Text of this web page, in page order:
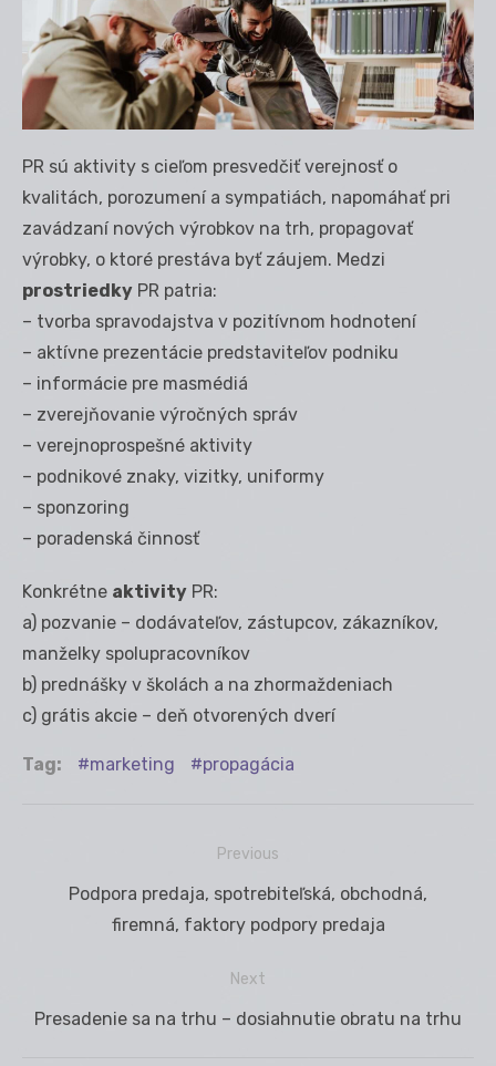
PR sú aktivity s cieľom presvedčiť verejnosť o
kvalitách, porozumení a sympatiách, napomáhať pri
zavádzaní nových výrobkov na trh, propagovať
výrobky, o ktoré prestáva byť záujem. Medzi
prostriedky PR patria:
– tvorba spravodajstva v pozitívnom hodnotení
– aktívne prezentácie predstaviteľov podniku
– informácie pre masmédiá
– zverejňovanie výročných správ
– verejnoprospešné aktivity
– podnikové znaky, vizitky, uniformy
– sponzoring
– poradenská činnosť
Konkrétne aktivity PR:
a) pozvanie – dodávateľov, zástupcov, zákazníkov,
manželky spolupracovníkov
b) prednášky v školách a na zhormaždeniach
c) grátis akcie – deň otvorených dverí
Tag: marketing propagácia
Previous
Previous
Podpora predaja, spotrebiteľská, obchodná,
firemná, faktory podpory predaja
Next
Next
Presadenie sa na trhu – dosiahnutie obratu na trhu